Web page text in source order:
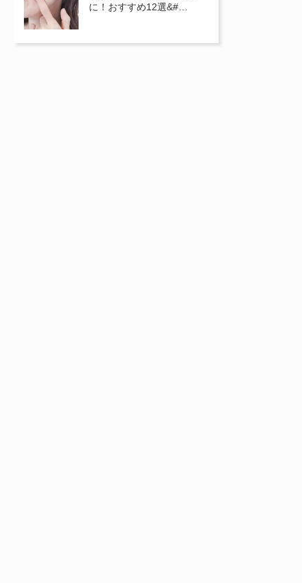
に！おすすめ12選&#…